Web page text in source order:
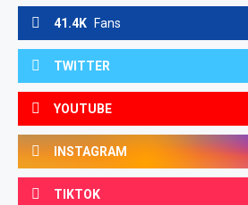
41.4K Fans
TWITTER
YOUTUBE
INSTAGRAM
TIKTOK